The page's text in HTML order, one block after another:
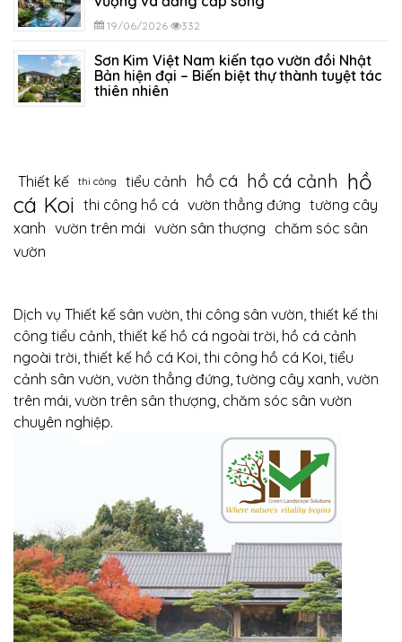
19/06/2026 332
Sơn Kim Việt Nam kiến tạo vườn đồi Nhật
Bản hiện đại – Biến biệt thự thành tuyệt tác
thiên nhiên
Thiết kế thi công tiểu cảnh hồ cá hồ cá cảnh hồ
cá Koi thi công hồ cá vườn thẳng đứng tường cây
xanh vườn trên mái vườn sân thượng chăm sóc sân
vườn
Dịch vụ Thiết kế sân vườn, thi công sân vườn, thiết kế thi
công tiểu cảnh, thiết kế hồ cá ngoài trời, hồ cá cảnh
ngoài trời, thiết kế hồ cá Koi, thi công hồ cá Koi, tiểu
cảnh sân vườn, vườn thẳng đứng, tường cây xanh, vườn
trên mái, vườn trên sân thượng, chăm sóc sân vườn
chuyên nghiệp.